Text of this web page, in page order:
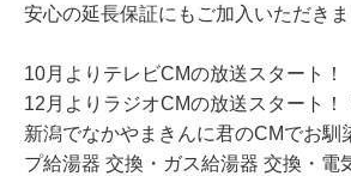
安心の延長保証にもご加入いただきま
10月よりテレビCMの放送スタート！
12月よりラジオCMの放送スタート！
新潟でなかやまきんに君のCMでお馴
プ給湯器 交換・ガス給湯器 交換・電